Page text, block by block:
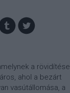
a rövidítése
ahol a bezárt
vasútállomása, a